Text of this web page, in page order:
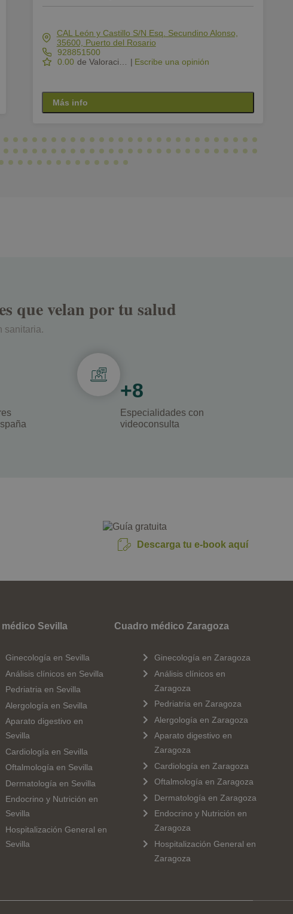
CAL León y Castillo S/N Esq. Secundino Alonso,
35600, Puerto del Rosario
928851500
0.00
| Escribe una opinión
Más info
que velan por tu salud
sanitaria.
+8
Especialidades con
videoconsulta
Descarga tu e-book aquí
Sevilla
Ginecología en Sevilla
Análisis clínicos en Sevilla
Pedriatria en Sevilla
Alergología en Sevilla
Aparato digestivo en
Sevilla
Cardiología en Sevilla
Oftalmología en Sevilla
Dermatología en Sevilla
Endocrino y Nutrición en
Sevilla
Hospitalización General en
Sevilla
Cuadro médico Zaragoza
Ginecología en Zaragoza
Análisis clínicos en
Zaragoza
Pedriatria en Zaragoza
Alergología en Zaragoza
Aparato digestivo en
Zaragoza
Cardiología en Zaragoza
Oftalmología en Zaragoza
Dermatología en Zaragoza
Endocrino y Nutrición en
Zaragoza
Hospitalización General en
Zaragoza